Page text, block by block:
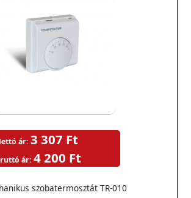
szobatermosztát TR-010
ár: 3 307 Ft
ár: 4 200 Ft